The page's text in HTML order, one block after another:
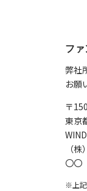
ファ
弊社
お願
〒
東京
（
〇〇
※上記